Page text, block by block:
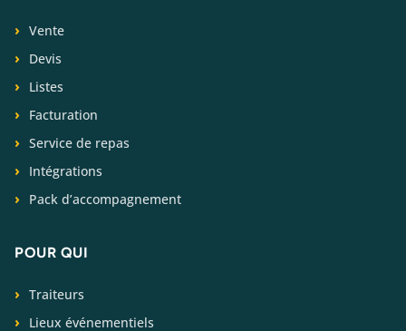
Vente
Devis
Listes
Facturation
Service de repas
Intégrations
Pack d’accompagnement
POUR QUI
Traiteurs
Lieux événementiels